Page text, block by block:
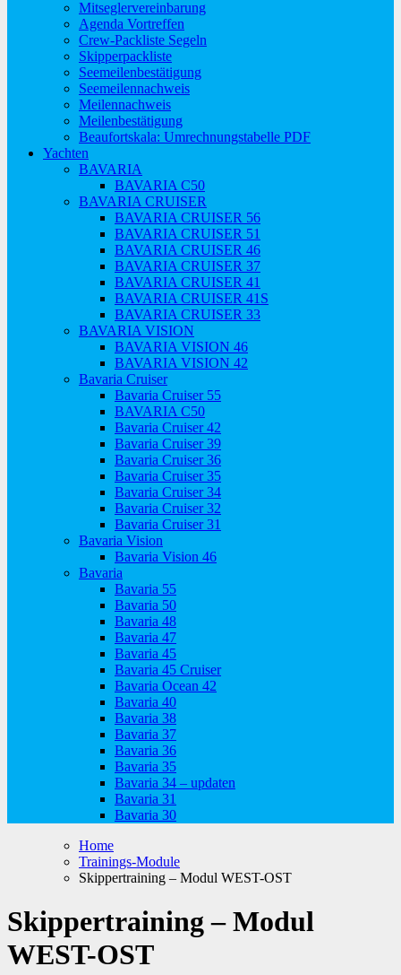
Mitseglervereinbarung
Agenda Vortreffen
Crew-Packliste Segeln
Skipperpackliste
Seemeilenbestätigung
Seemeilennachweis
Meilennachweis
Meilenbestätigung
Beaufortskala: Umrechnungstabelle PDF
Yachten
BAVARIA
BAVARIA C50
BAVARIA CRUISER
BAVARIA CRUISER 56
BAVARIA CRUISER 51
BAVARIA CRUISER 46
BAVARIA CRUISER 37
BAVARIA CRUISER 41
BAVARIA CRUISER 41S
BAVARIA CRUISER 33
BAVARIA VISION
BAVARIA VISION 46
BAVARIA VISION 42
Bavaria Cruiser
Bavaria Cruiser 55
BAVARIA C50
Bavaria Cruiser 42
Bavaria Cruiser 39
Bavaria Cruiser 36
Bavaria Cruiser 35
Bavaria Cruiser 34
Bavaria Cruiser 32
Bavaria Cruiser 31
Bavaria Vision
Bavaria Vision 46
Bavaria
Bavaria 55
Bavaria 50
Bavaria 48
Bavaria 47
Bavaria 45
Bavaria 45 Cruiser
Bavaria Ocean 42
Bavaria 40
Bavaria 38
Bavaria 37
Bavaria 36
Bavaria 35
Bavaria 34 – updaten
Bavaria 31
Bavaria 30
Home
Trainings-Module
Skippertraining – Modul WEST-OST
Skippertraining – Modul
WEST-OST